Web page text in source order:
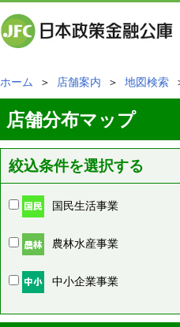
ホーム ＞ 店舗案内 ＞ 地図検索
店舗分布マップ
絞込条件を選択する
国民生活事業
農林水産事業
中小企業事業